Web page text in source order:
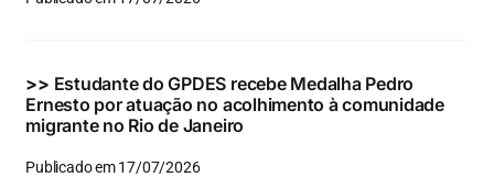
Eventos e Certificados
Buscar
para:
>> Estudante do GPDES recebe Medalha Pedro
Ernesto por atuação no acolhimento à comunidade
migrante no Rio de Janeiro
Publicado em 17/07/2026